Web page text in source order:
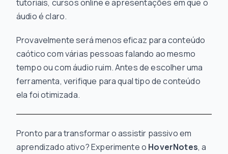
tutoriais, cursos online e apresentações em que o
áudio é claro.
Provavelmente será menos eficaz para conteúdo
caótico com várias pessoas falando ao mesmo
tempo ou com áudio ruim. Antes de escolher uma
ferramenta, verifique para qual tipo de conteúdo
ela foi otimizada.
Pronto para transformar o assistir passivo em
aprendizado ativo? Experimente o HoverNotes, a